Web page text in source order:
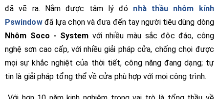
đã vẽ ra. Nắm được tâm lý đó nhà thầu nhôm kính
Pswindow đã lựa chọn và đưa đến tay người tiêu dùng dòng
Nhôm Soco - System với nhiều màu sắc độc đáo, công
nghệ sơn cao cấp, với nhiều giải pháp cửa, chống chọi được
mọi sự khắc nghiệt của thời tiết, công năng đang dạng; tự
tin là giải pháp tổng thể về cửa phù hợp với mọi công trình.